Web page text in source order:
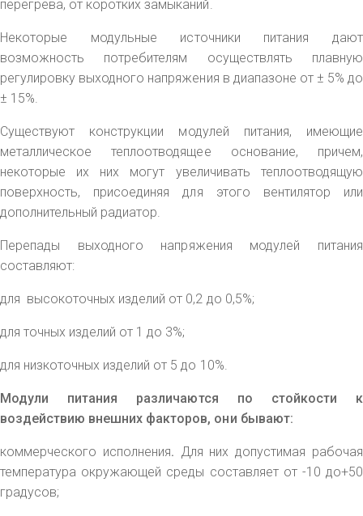
перегрева, от коротких замыканий.
Некоторые модульные источники питания дают
возможность потребителям осуществлять плавную
регулировку выходного напряжения в диапазоне от ± 5% до
± 15%.
Существуют конструкции модулей питания, имеющие
металлическое теплоотводящее основание, причем,
некоторые их них могут увеличивать теплоотводящую
поверхность, присоединяя для этого вентилятор или
дополнительный радиатор.
Перепады выходного напряжения модулей питания
составляют:
для высокоточных изделий от 0,2 до 0,5%;
для точных изделий от 1 до 3%;
для низкоточных изделий от 5 до 10%.
Модули питания различаются по стойкости к
воздействию внешних факторов, они бывают:
коммерческого исполнения. Для них допустимая рабочая
температура окружающей среды составляет от -10 до+50
градусов;